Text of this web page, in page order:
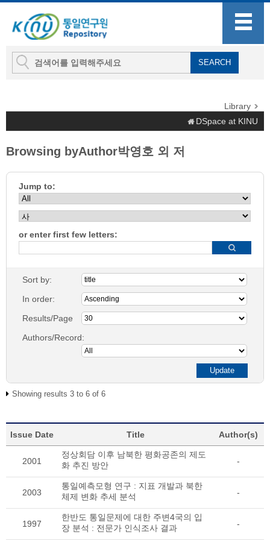
Library
DSpace at KINU
Browsing byAuthor박영호 외 저
Jump to:
or enter first few letters:
Sort by:
In order:
Results/Page
Authors/Record:
Showing results 3 to 6 of 6
Issue Date Title Author(s)
2001
정상회담 이후 남북한 평화공존의 제도
화 추진 방안
-
2003
통일예측모형 연구 : 지표 개발과 북한
체제 변화 추세 분석
-
1997
한반도 통일문제에 대한 주변4국의 입
장 분석 : 전문가 인식조사 결과
-